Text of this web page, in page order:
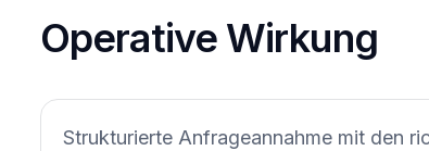
Operative Wirkung
Strukturierte Anfrageannahme mit den